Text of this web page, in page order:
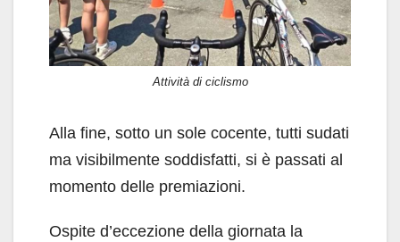
Attività di ciclismo
Alla fine, sotto un sole cocente, tutti sudati
ma visibilmente soddisfatti, si è passati al
momento delle premiazioni.
Ospite d’eccezione della giornata la